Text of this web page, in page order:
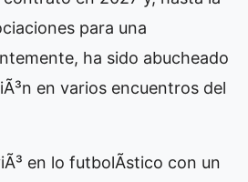
para una
ha sido abucheado
en varios encuentros del
en lo futbolÃ­stico con un